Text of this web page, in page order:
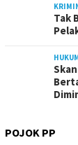
Tak
POJOK PP